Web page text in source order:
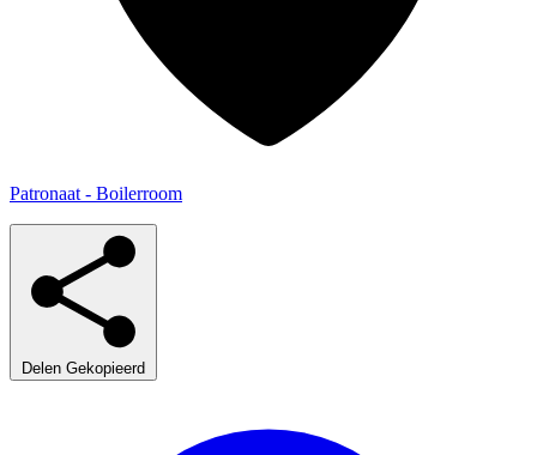
Patronaat - Boilerroom
Delen Gekopieerd